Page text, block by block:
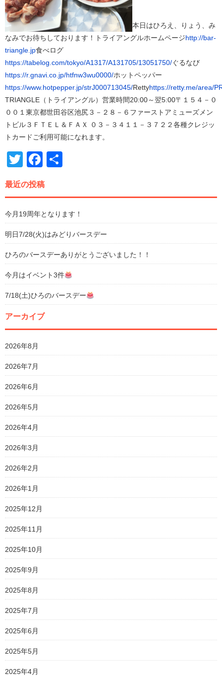
本日はひろえ、りょう、み
なみでお待ちしております！トライアングルホームページhttp://bar-
triangle.jp食べログ
https://tabelog.com/tokyo/A1317/A131705/13051750/ぐるなび
https://r.gnavi.co.jp/htfnw3wu0000/ホットペッパー
https://www.hotpepper.jp/strJ000713045/Rettyhttps://retty.me/area/
TRIANGLE（トライアングル）営業時間20:00～翌5:00〒１５４－０
００１東京都世田谷区池尻３－２８－６ファーストアミューズメン
トビル３ＦＴＥＬ＆ＦＡＸ ０３－３４１１－３７２２各種クレジッ
トカードご利用可能になれます。
TwitterFacebook
最近の投稿
今月19周年となります！
明日7/28(火)はみどりバースデー
ひろのバースデーありがとうございました！！
今月はイベント3件
7/18(土)ひろのバースデー
アーカイブ
2026年8月
2026年7月
2026年6月
2026年5月
2026年4月
2026年3月
2026年2月
2026年1月
2025年12月
2025年11月
2025年10月
2025年9月
2025年8月
2025年7月
2025年6月
2025年5月
2025年4月